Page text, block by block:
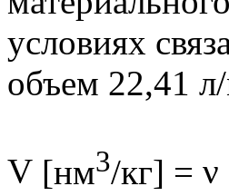
условиях
объем 22,41
V [нм3/кг] = ν